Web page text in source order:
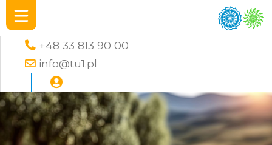
+48 33 813 90 00
info@tu1.pl